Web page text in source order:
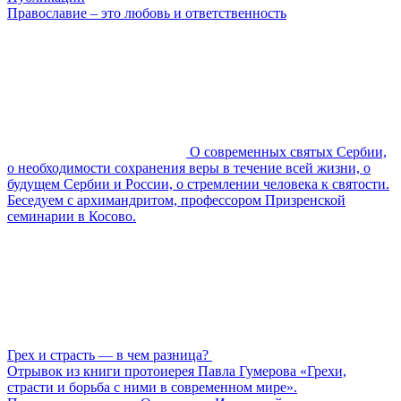
Православие – это любовь и ответственность
О современных святых Сербии,
о необходимости сохранения веры в течение всей жизни, о
будущем Сербии и России, о стремлении человека к святости.
Беседуем с архимандритом, профессором Призренской
семинарии в Косово.
Грех и страсть — в чем разница?
Отрывок из книги протоиерея Павла Гумерова «Грехи,
страсти и борьба с ними в современном мире».